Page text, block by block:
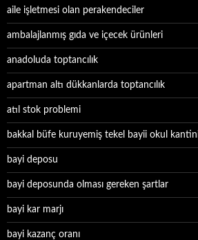
aile işletmesi olan perakendeciler
ambalajlanmış gıda ve içecek ürünleri
anadoluda toptancılık
apartman altı dükkanlarda toptancılık
atıl stok problemi
bakkal büfe kuruyemiş tekel bayii okul
bayi deposu
bayi deposunda olması gereken şartlar
bayi kar marjı
bayi kazanç oranı